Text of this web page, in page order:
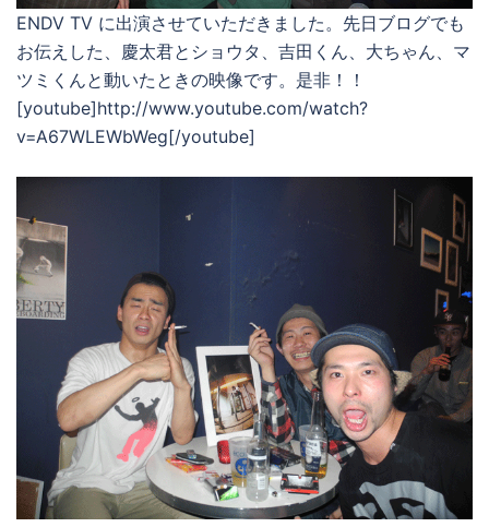
ENDV TV に出演させていただきました。先日ブログでも
お伝えした、慶太君とショウタ、吉田くん、大ちゃん、マ
ツミくんと動いたときの映像です。是非！！
[youtube]http://www.youtube.com/watch?
v=A67WLEWbWeg[/youtube]